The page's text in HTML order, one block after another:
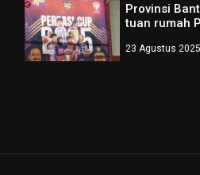
Provinsi
tuan rumah
23 Agustus